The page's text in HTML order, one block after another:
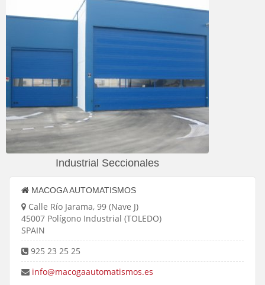
Industrial Seccionales
MACOGA AUTOMATISMOS
Calle Río Jarama, 99 (Nave J)
45007 Polígono Industrial (TOLEDO)
SPAIN
925 23 25 25
info@macogaautomatismos.es